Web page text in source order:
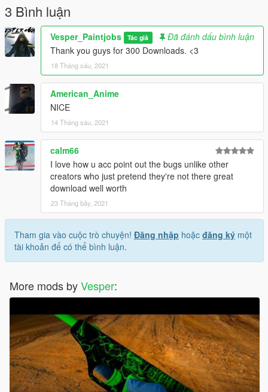
3 Bình luận
Vesper_Paintjobs Tác giả
Đã đánh dấu bình luận
Thank you guys for 300 Downloads. <3
18 Tháng sáu, 2021
American_Anime
NICE
14 Tháng sáu, 2021
calm66
I love how u acc point out the bugs unlike other
creators who just pretend they're not there great
download well worth
23 Tháng bảy, 2021
Tham gia vào cuộc trò chuyện! Đăng nhập hoặc đăng ký một
tài khoản để có thể bình luận.
More mods byVesper: